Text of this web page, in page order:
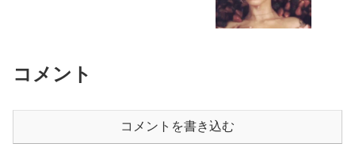
コメント
コメントを書き込む